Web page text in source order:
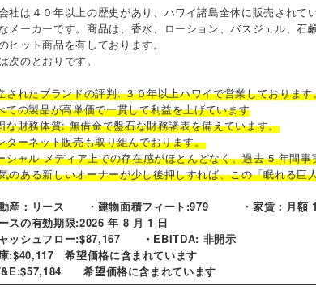
社は４０年以上の歴史があり、ハワイ諸島全体に販売されて
メーカーです。商品は、香水、ローション、バスジェル、石
ヒット商品を有しております。
次のとおりです。
されたブランドの評判: ３０年以上ハワイで営業しております
ての製品が高単価で一貫して利益を上げています
な財務体質: 無借金で盤石な財務諸表を備えています。
ターネット販売も取り組んでおります。
シャル メディア上での存在感がほとんどなく、過去 5 年間
のある新しいオーナーが少し後押しすれば、この「眠れる巨
動産：リース ・建物面積フィート:979 ・家賃：月額
スの有効期限:2026 年 8 月 1 日
ャッシュフロー:$87,167 ・EBITDA: 非開示
庫:$40,117 希望価格に含まれています
希望価格に含まれています